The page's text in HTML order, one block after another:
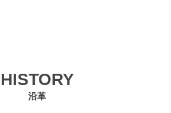
HISTORY
沿革